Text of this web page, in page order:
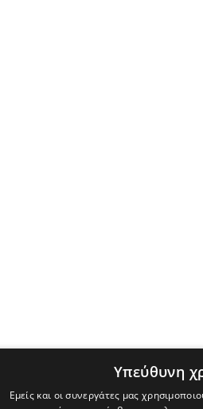
Υπεύθυνη
Εμείς και οι συνεργάτες μας